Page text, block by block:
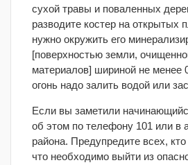
сухой травы и поваленных
разводите костер на открытых
нужно окружить его
[поверхностью земли,
материалов] шириной не менее
огонь надо залить водой или
Если вы заметили
об этом по телефону 101 или в
района. Предупредите всех,
что необходимо выйти из